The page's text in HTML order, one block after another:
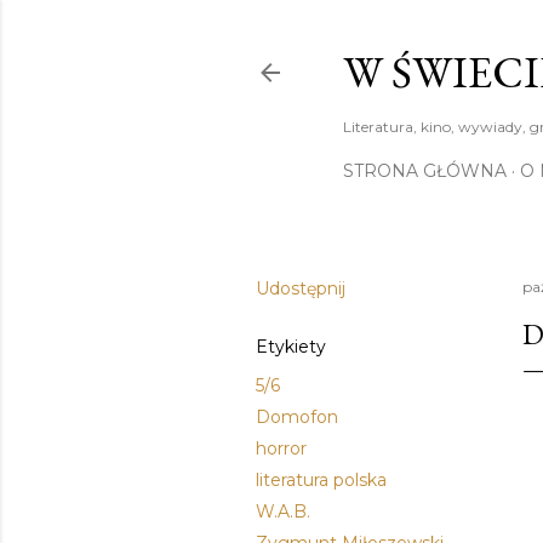
W
Literatura, kino, wywiady,
STRONA GŁÓWNA O
Udostępnij
Etykiety
5/6
Domofon
horror
literatura polska
W.A.B.